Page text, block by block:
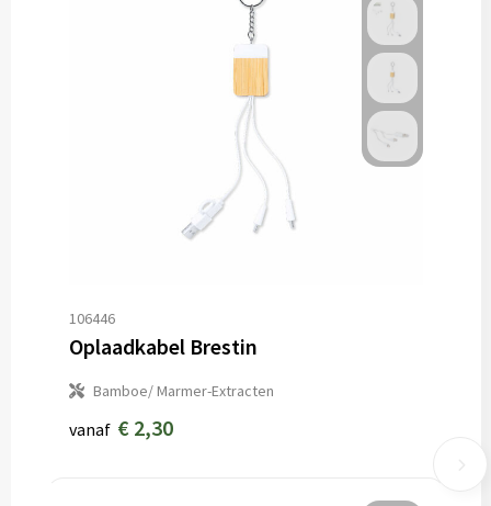
106446
Oplaadkabel Brestin
Bamboe/ Marmer-Extracten
vanaf € 2,30